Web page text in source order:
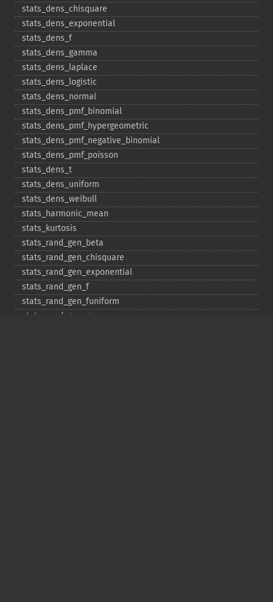
stats_​dens_​chisquare
stats_​dens_​exponential
stats_​dens_​f
stats_​dens_​gamma
stats_​dens_​laplace
stats_​dens_​logistic
stats_​dens_​normal
stats_​dens_​pmf_​binomial
stats_​dens_​pmf_​hypergeometric
stats_​dens_​pmf_​negative_​binomial
stats_​dens_​pmf_​poisson
stats_​dens_​t
stats_​dens_​uniform
stats_​dens_​weibull
stats_​harmonic_​mean
stats_​kurtosis
stats_​rand_​gen_​beta
stats_​rand_​gen_​chisquare
stats_​rand_​gen_​exponential
stats_​rand_​gen_​f
stats_​rand_​gen_​funiform
stats_​rand_​gen_​gamma